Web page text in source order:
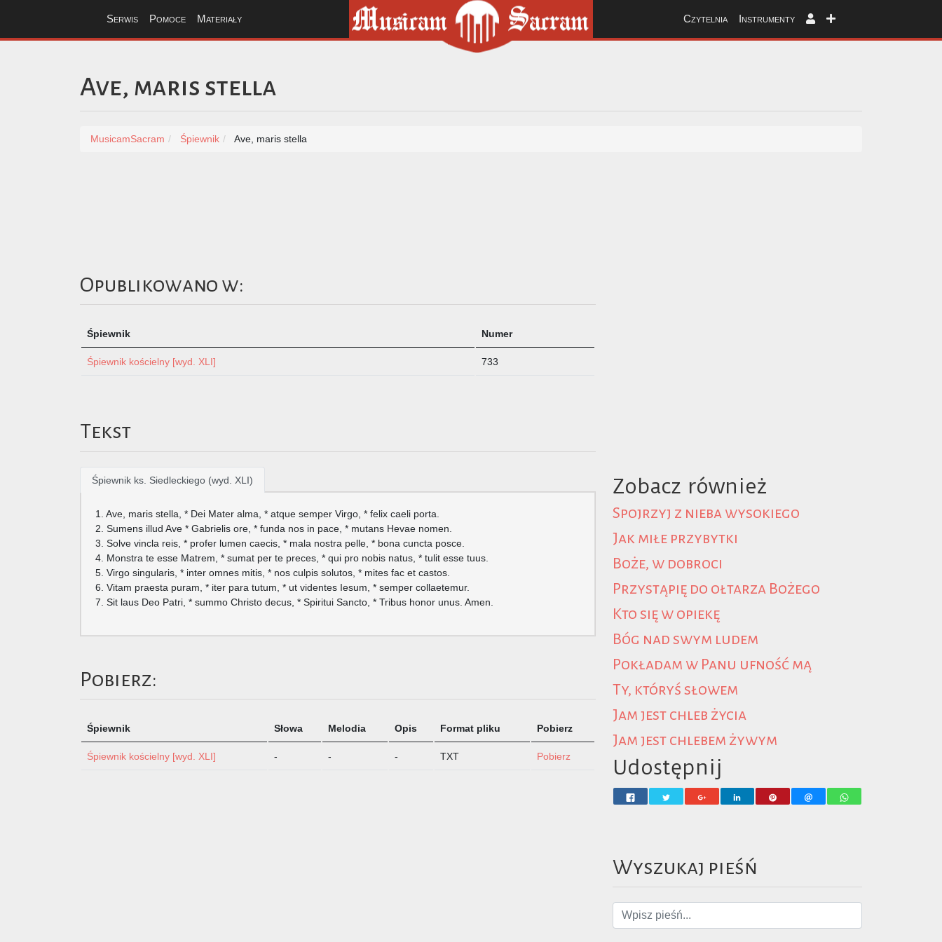
Serwis Pomoce Materiały Czytelnia Instrumenty
Ave, maris stella
MusicamSacram Śpiewnik Ave, maris stella
Opublikowano w:
Śpiewnik Numer
Śpiewnik kościelny [wyd. XLI] 733
Tekst
Śpiewnik ks. Siedleckiego (wyd. XLI)
1. Ave, maris stella, * Dei Mater alma, * atque semper Virgo, * felix caeli porta.
2. Sumens illud Ave * Gabrielis ore, * funda nos in pace, * mutans Hevae nomen.
3. Solve vincla reis, * profer lumen caecis, * mala nostra pelle, * bona cuncta posce.
4. Monstra te esse Matrem, * sumat per te preces, * qui pro nobis natus, * tulit esse tuus.
5. Virgo singularis, * inter omnes mitis, * nos culpis solutos, * mites fac et castos.
6. Vitam praesta puram, * iter para tutum, * ut videntes Iesum, * semper collaetemur.
7. Sit laus Deo Patri, * summo Christo decus, * Spiritui Sancto, * Tribus honor unus. Amen.
Pobierz:
Śpiewnik Słowa Melodia Opis Format pliku Pobierz
Śpiewnik kościelny [wyd. XLI] - - - TXT Pobierz
Zobacz również
Spojrzyj z nieba wysokiego
Jak miłe przybytki
Boże, w dobroci
Przystąpię do ołtarza Bożego
Kto się w opiekę
Bóg nad swym ludem
Pokładam w Panu ufność mą
Ty, któryś słowem
Jam jest chleb życia
Jam jest chlebem żywym
Udostępnij
Wyszukaj pieśń